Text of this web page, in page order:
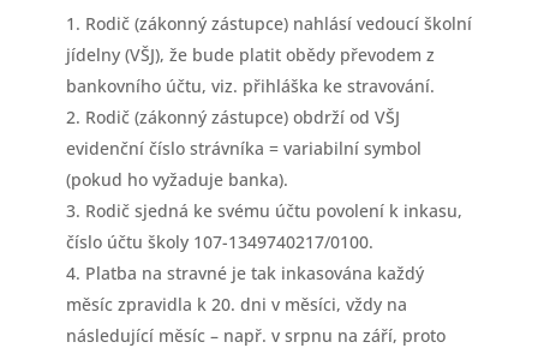
Rodič (zákonný zástupce) nahlásí vedoucí školní
jídelny (VŠJ), že bude platit obědy převodem z
bankovního účtu, viz. přihláška ke stravování.
Rodič (zákonný zástupce) obdrží od VŠJ
evidenční číslo strávníka = variabilní symbol
(pokud ho vyžaduje banka).
Rodič sjedná ke svému účtu povolení k inkasu,
číslo účtu školy 107-1349740217/0100.
Platba na stravné je tak inkasována každý
měsíc zpravidla k 20. dni v měsíci, vždy na
následující měsíc – např. v srpnu na září, proto